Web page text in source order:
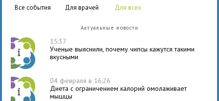
все события для врачей для всех
Актуальные новости
15:37
Ученые выяснили, почему чипсы кажутся такими
вкусными
04 февраля в 16:26
Диета с ограничением калорий омолаживает
мышцы